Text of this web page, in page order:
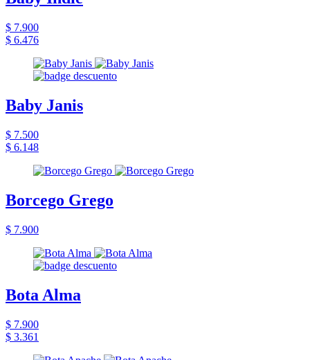
$ 7.900
$ 6.476
Baby Janis
$ 7.500
$ 6.148
Borcego Grego
$ 7.900
Bota Alma
$ 7.900
$ 3.361